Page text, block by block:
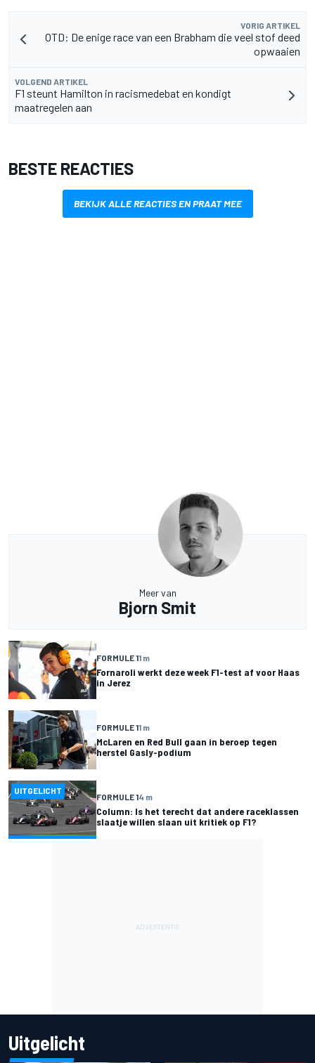
VORIG ARTIKEL
OTD: De enige race van een Brabham die veel stof deed
opwaaien
VOLGEND ARTIKEL
F1 steunt Hamilton in racismedebat en kondigt
maatregelen aan
BESTE REACTIES
BEKIJK ALLE REACTIES EN PRAAT MEE
Meer van
Bjorn Smit
FORMULE 11 m
Fornaroli werkt deze week F1-test af voor Haas
in Jerez
FORMULE 11 m
McLaren en Red Bull gaan in beroep tegen
herstel Gasly-podium
UITGELICHT
FORMULE 14 m
Column: Is het terecht dat andere raceklassen
slaatje willen slaan uit kritiek op F1?
Uitgelicht